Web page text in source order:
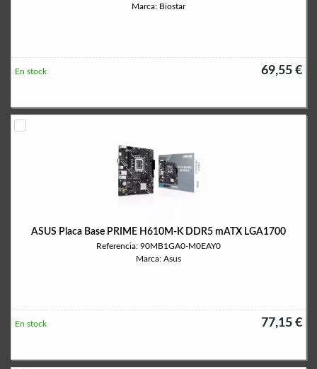
Marca: Biostar
69,55 €
En stock
ASUS Placa Base PRIME H610M-K DDR5 mATX LGA1700
Referencia: 90MB1GA0-M0EAY0
Marca: Asus
77,15 €
En stock